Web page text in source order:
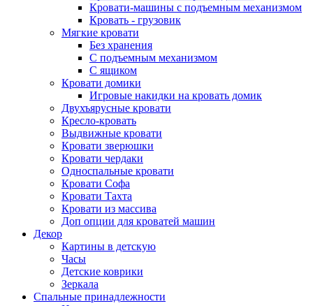
Кровати-машины с подъемным механизмом
Кровать - грузовик
Мягкие кровати
Без хранения
С подъемным механизмом
С ящиком
Кровати домики
Игровые накидки на кровать домик
Двухъярусные кровати
Кресло-кровать
Выдвижные кровати
Кровати зверюшки
Кровати чердаки
Односпальные кровати
Кровати Софа
Кровати Тахта
Кровати из массива
Доп опции для кроватей машин
Декор
Картины в детскую
Часы
Детские коврики
Зеркала
Спальные принадлежности